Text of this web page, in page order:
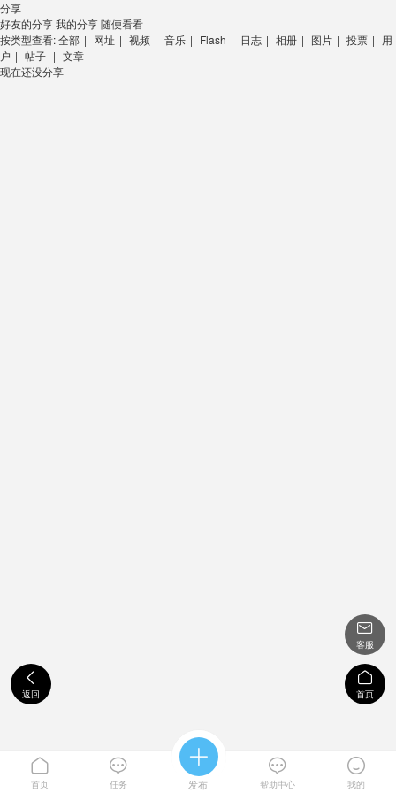
分享
好友的分享我的分享随便看看
按类型查看:全部 | 网址 | 视频 | 音乐 | Flash | 日志 | 相册 | 图片 | 投票 | 用
户 | 帖子 | 文章
现在还没分享

返回

客服

首页

首页

任务

发布

帮助中心

我的